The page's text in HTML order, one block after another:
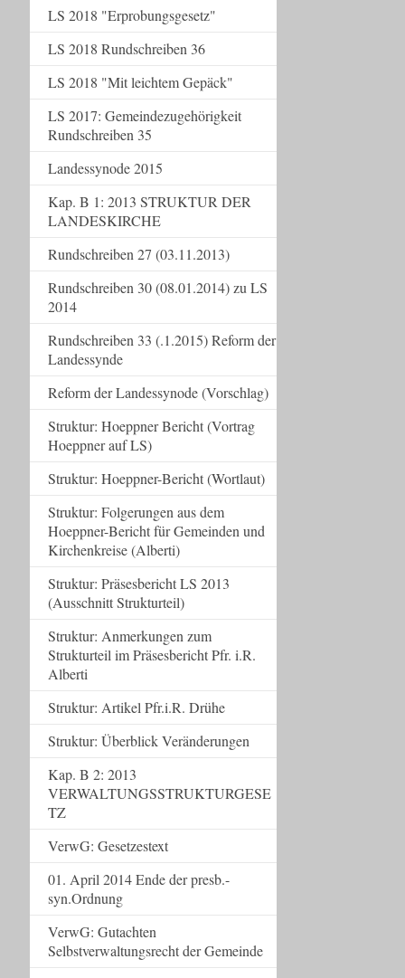
LS 2018 "Erprobungsgesetz"
LS 2018 Rundschreiben 36
LS 2018 "Mit leichtem Gepäck"
LS 2017: Gemeindezugehörigkeit
Rundschreiben 35
Landessynode 2015
Kap. B 1: 2013 STRUKTUR DER
LANDESKIRCHE
Rundschreiben 27 (03.11.2013)
Rundschreiben 30 (08.01.2014) zu LS
2014
Rundschreiben 33 (.1.2015) Reform der
Landessynde
Reform der Landessynode (Vorschlag)
Struktur: Hoeppner Bericht (Vortrag
Hoeppner auf LS)
Struktur: Hoeppner-Bericht (Wortlaut)
Struktur: Folgerungen aus dem
Hoeppner-Bericht für Gemeinden und
Kirchenkreise (Alberti)
Struktur: Präsesbericht LS 2013
(Ausschnitt Strukturteil)
Struktur: Anmerkungen zum
Strukturteil im Präsesbericht Pfr. i.R.
Alberti
Struktur: Artikel Pfr.i.R. Drühe
Struktur: Überblick Veränderungen
Kap. B 2: 2013
VERWALTUNGSSTRUKTURGESE
TZ
VerwG: Gesetzestext
01. April 2014 Ende der presb.-
syn.Ordnung
VerwG: Gutachten
Selbstverwaltungsrecht der Gemeinde